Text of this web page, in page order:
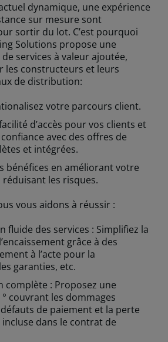
dynamique, une expérience
sur mesure sont
sortir du lot. C’est pourquoi
Solutions propose une
services à valeur ajoutée,
les constructeurs et leurs
de distribution:
votre parcours client.
d’accès pour vos clients et
avec des offres de
et intégrées.
bénéfices en améliorant votre
les risques.
vous aidons à réussir :
fluide des services : Simplifiez la
grâce à des
à l’acte pour la
garanties, etc.
complète : Proposez une
couvrant les dommages
de paiement et la perte
incluse dans le contrat de